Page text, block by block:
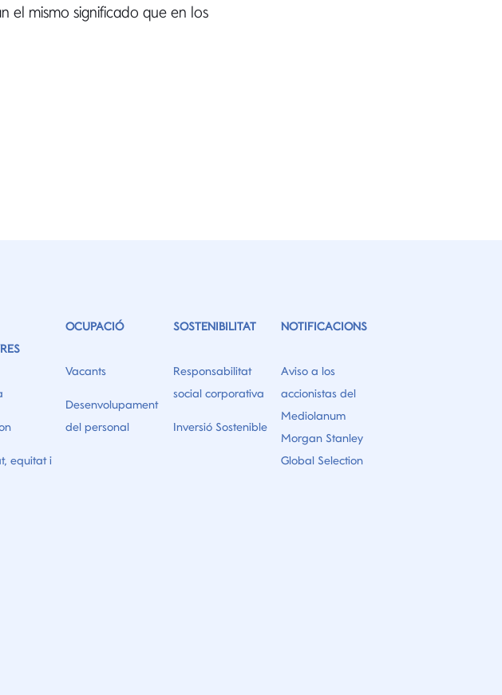
el mismo significado que en los
equitat i
OCUPACIÓ
Vacants
Desenvolupament
del personal
SOSTENIBILITAT
Responsabilitat
social corporativa
Inversió Sostenible
NOTIFICACIONS
Aviso a los
accionistas del
Mediolanum
Morgan Stanley
Global Selection